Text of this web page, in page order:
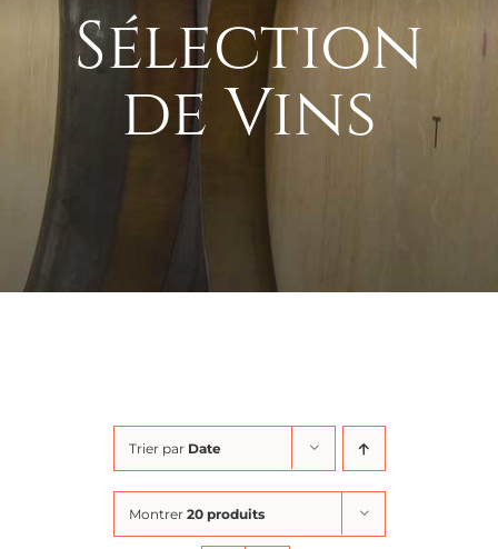
Sélection
de Vins
Trier par Date
Montrer 20 produits